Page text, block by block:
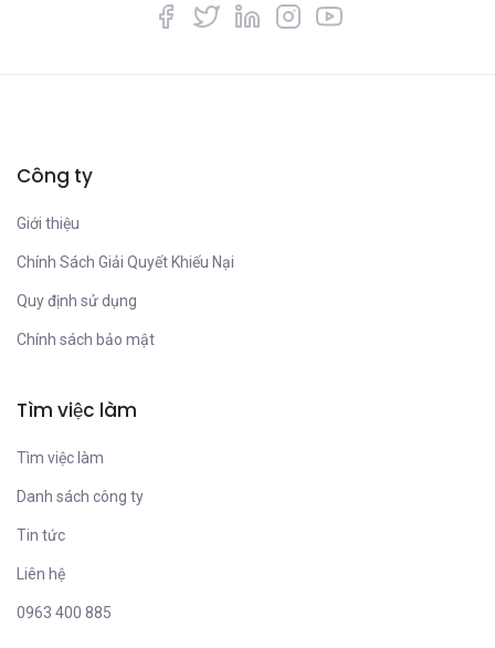
Công ty
Giới thiệu
Chính Sách Giải Quyết Khiếu Nại
Quy định sử dụng
Chính sách bảo mật
Tìm việc làm
Tìm việc làm
Danh sách công ty
Tin tức
Liên hệ
0963 400 885